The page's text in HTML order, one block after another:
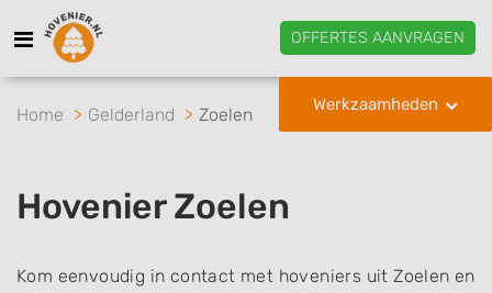
OFFERTES AANVRAGEN
Werkzaamheden
Home Gelderland Zoelen
Hovenier Zoelen
Kom eenvoudig in contact met hoveniers uit Zoelen en